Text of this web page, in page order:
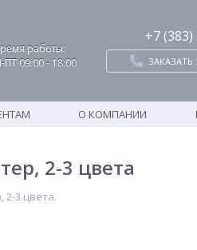
работы:
ПТ 09:00 - 18:00
+7
О КОМПАНИИ
2-3 цвета
2-3 цвета